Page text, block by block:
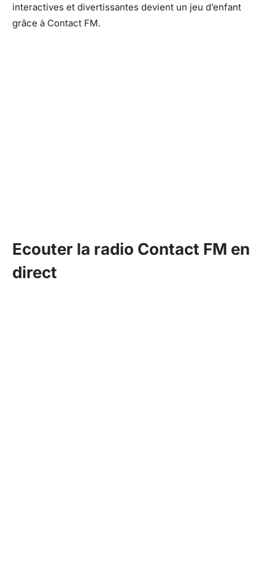
interactives et divertissantes devient un jeu d’enfant
grâce à Contact FM.
Ecouter la radio Contact FM en
direct